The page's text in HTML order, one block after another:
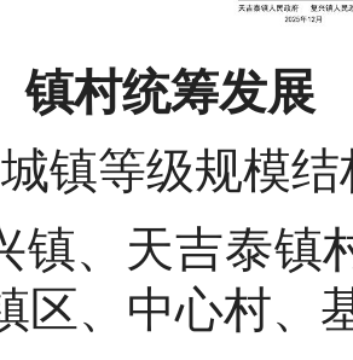
镇村统筹发展
镇等级规模结
镇、天吉泰镇
区、中心村、